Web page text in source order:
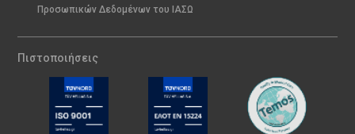
Προσωπικών Δεδομένων του ΙΑΣΩ
Πιστοποιήσεις